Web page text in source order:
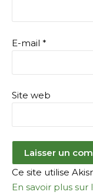
E-mail *
Site web
Ce site utilise
En savoir plus